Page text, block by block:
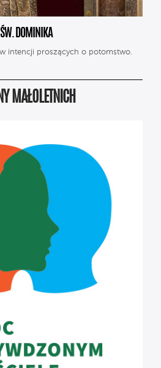
ŚW. DOMINIKA
intencji proszących o potomstwo.
MAŁOLETNICH